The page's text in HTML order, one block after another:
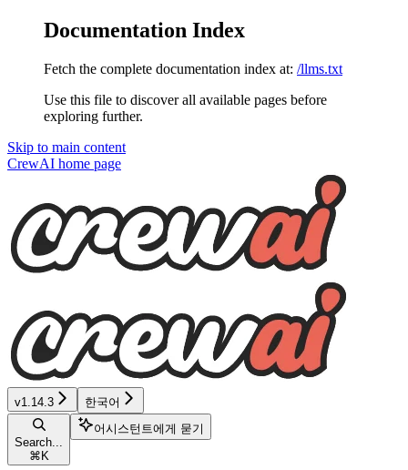
Documentation Index
Fetch the complete documentation index at: /llms.txt
Use this file to discover all available pages before
exploring further.
Skip to main content
CrewAI home page
v1.14.3 한국어
Search...
⌘ K
어시스턴트에게 묻기